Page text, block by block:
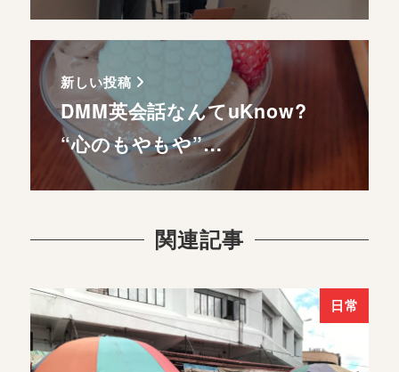
新しい投稿
DMM英会話なんてuKnow?
“心のもやもや”…
関連記事
日常